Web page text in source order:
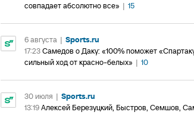
совпадает абсолютно все» | 15
6 августа | Sports.ru
17:23Самедов о Даку: «100% поможет
сильный ход от красно-белых» | 10
30 июля | Sports.ru
13:19Алексей Березуцкий, Быстров, Семшов,